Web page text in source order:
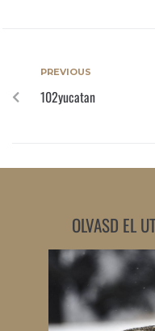
PREVIOUS
102yucatan
OLVASD EL